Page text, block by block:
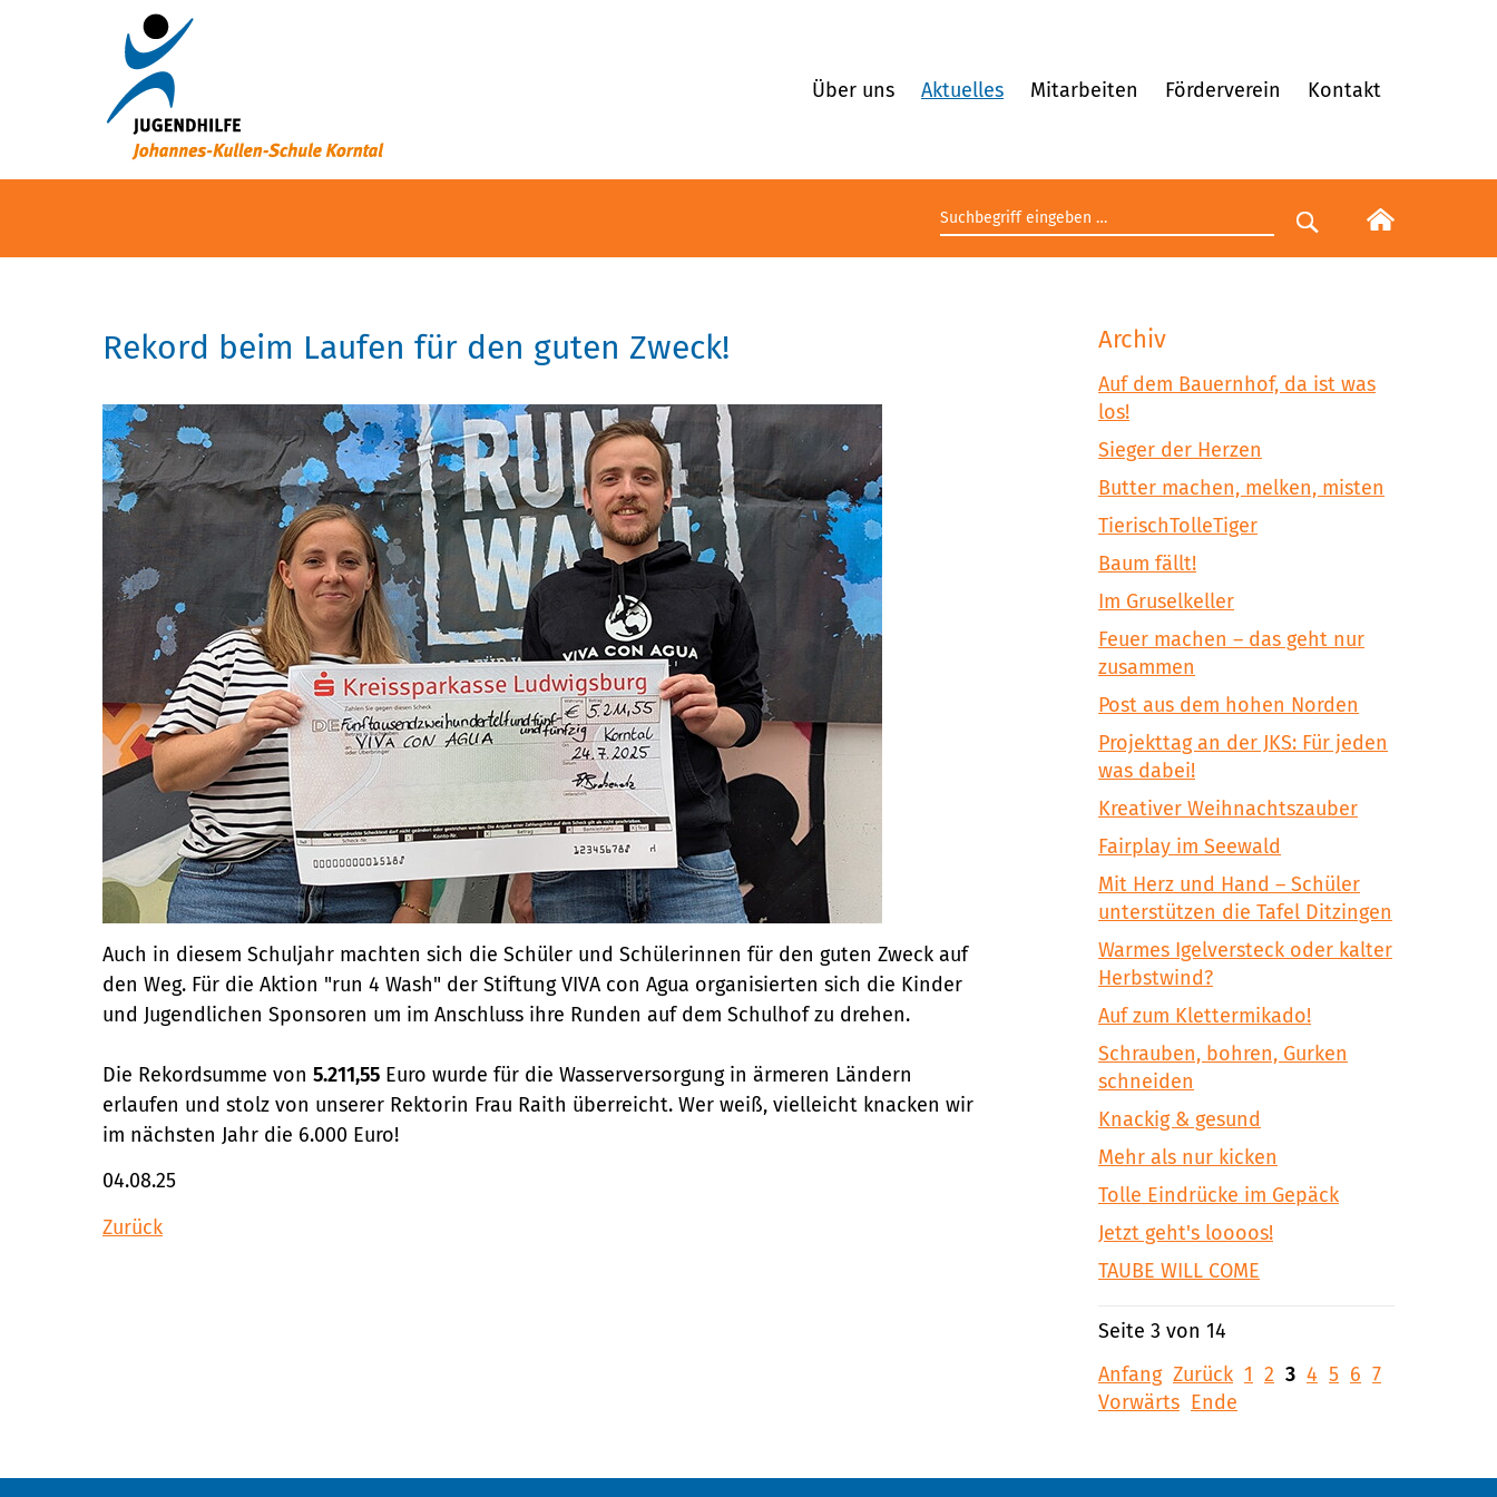
Über uns Aktuelles Mitarbeiten Förderverein Kontakt
Suchbegriff eingeben
Suche starten
Rekord beim Laufen für den guten Zweck!
Auch in diesem Schuljahr machten sich die Schüler und Schülerinnen für den guten Zweck auf
den Weg. Für die Aktion "run 4 Wash" der Stiftung VIVA con Agua organisierten sich die Kinder
und Jugendlichen Sponsoren um im Anschluss ihre Runden auf dem Schulhof zu drehen.
Die Rekordsumme von 5.211,55 Euro wurde für die Wasserversorgung in ärmeren Ländern
erlaufen und stolz von unserer Rektorin Frau Raith überreicht. Wer weiß, vielleicht knacken wir
im nächsten Jahr die 6.000 Euro!
04.08.25
Zurück
Archiv
Auf dem Bauernhof, da ist was
los!
Sieger der Herzen
Butter machen, melken, misten
TierischTolleTiger
Baum fällt!
Im Gruselkeller
Feuer machen – das geht nur
zusammen
Post aus dem hohen Norden
Projekttag an der JKS: Für jeden
was dabei!
Kreativer Weihnachtszauber
Fairplay im Seewald
Mit Herz und Hand – Schüler
unterstützen die Tafel Ditzingen
Warmes Igelversteck oder kalter
Herbstwind?
Auf zum Klettermikado!
Schrauben, bohren, Gurken
schneiden
Knackig & gesund
Mehr als nur kicken
Tolle Eindrücke im Gepäck
Jetzt geht's loooos!
TAUBE WILL COME
Seite 3 von 14
Anfang Zurück 1 2 3 4 5 6 7
Vorwärts Ende